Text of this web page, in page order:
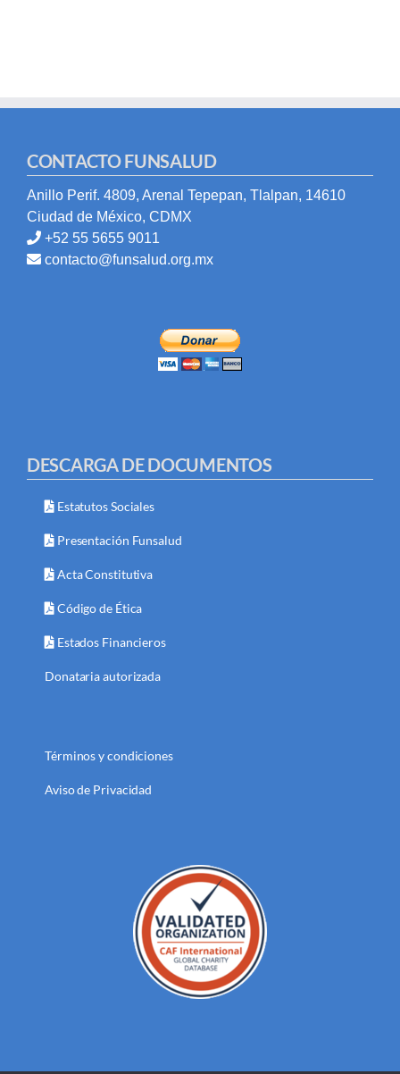
CONTACTO FUNSALUD
Anillo Perif. 4809, Arenal Tepepan, Tlalpan, 14610
Ciudad de México, CDMX
+52 55 5655 9011
contacto@funsalud.org.mx
DESCARGA DE DOCUMENTOS
Estatutos Sociales
Presentación Funsalud
Acta Constitutiva
Código de Ética
Estados Financieros
Donataria autorizada
Términos y condiciones
Aviso de Privacidad